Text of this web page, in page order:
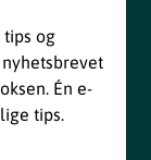
og
Én e-
tips.